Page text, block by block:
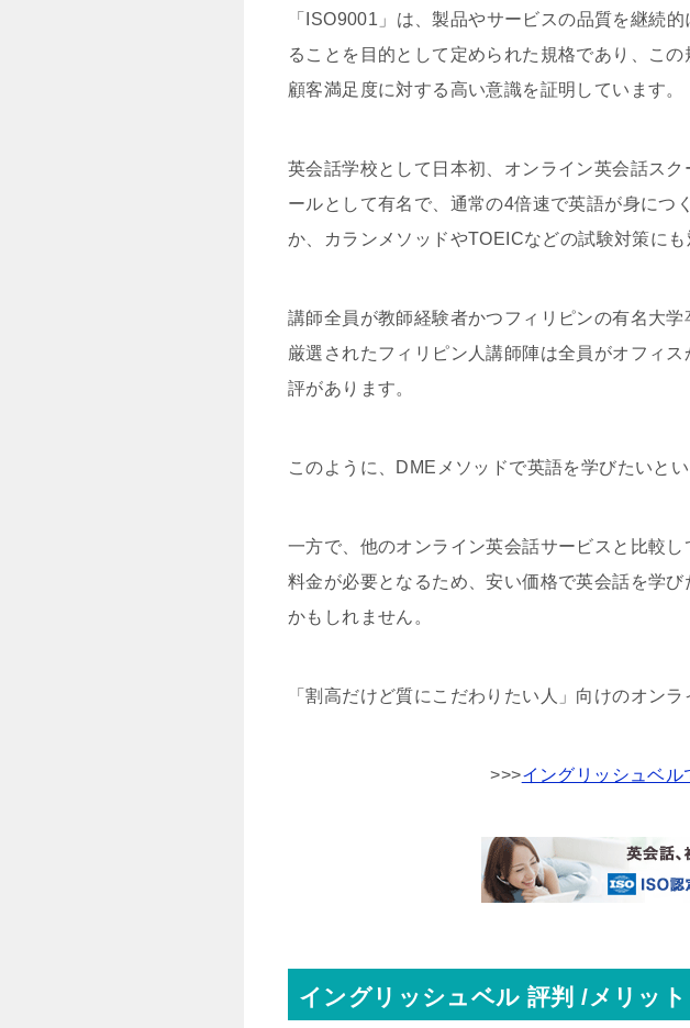
「ISO9001」は、製品やサービスの品質を継続
ることを目的として定められた規格であり、こ
顧客満足度に対する高い意識を証明しています。
英会話学校として日本初、オンライン英会話ス
ールとして有名で、通常の4倍速で英語が身につ
か、カランメソッドやTOEICなどの試験対策にも
講師全員が教師経験者かつフィリピンの有名大
厳選されたフィリピン人講師陣は全員がオフィ
評があります。
このように、DMEメソッドで英語を学びたいと
一方で、他のオンライン英会話サービスと比較
料金が必要となるため、安い価格で英会話を学
かもしれません。
「割高だけど質にこだわりたい人」向けのオン
>>>イングリッシュベ
イングリッシュベル 評判 /メリット